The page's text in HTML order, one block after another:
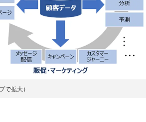
で拡大）